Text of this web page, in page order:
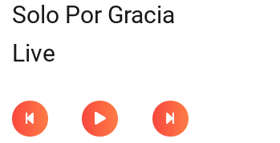
Solo Por Gracia
Live